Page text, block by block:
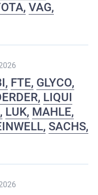
VAG
FTE GLYCO
LIQUI
LUK MAHLE
SACHS